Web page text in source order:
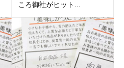
ころ御社がヒット...